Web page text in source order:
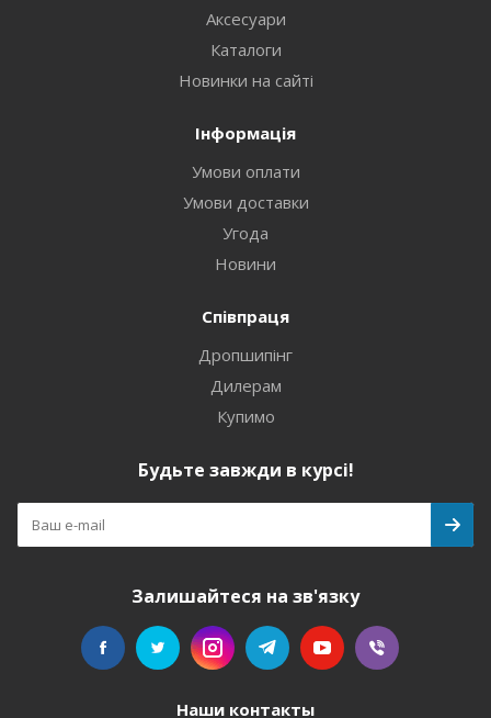
Аксесуари
Каталоги
Новинки на сайті
Інформація
Умови оплати
Умови доставки
Угода
Новини
Співпраця
Дропшипінг
Дилерам
Купимо
Будьте завжди в курсі!
Залишайтеся на зв'язку
Наши контакты